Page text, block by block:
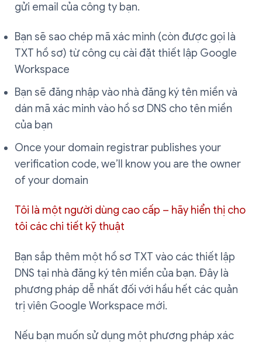
gửi email của công ty bạn.
Bạn sẽ sao chép mã xác minh (còn được gọi là
TXT hồ sơ) từ công cụ cài đặt thiết lập Google
Workspace
Bạn sẽ đăng nhập vào nhà đăng ký tên miền và
dán mã xác minh vào hồ sơ DNS cho tên miền
của bạn
Once your domain registrar publishes your
verification code, we’ll know you are the owner
of your domain
Tôi là một người dùng cao cấp – hãy hiển thị cho
tôi các chi tiết kỹ thuật
Bạn sắp thêm một hồ sơ TXT vào các thiết lập
DNS tại nhà đăng ký tên miền của bạn. Đây là
phương pháp dễ nhất đối với hầu hết các quản
trị viên Google Workspace mới.
Nếu bạn muốn sử dụng một phương pháp xác